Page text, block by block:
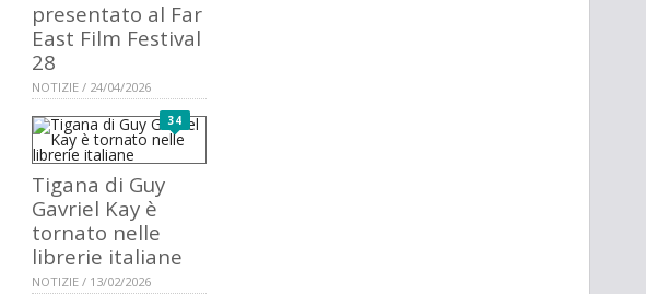
presentato al Far
East Film Festival
28
NOTIZIE / 24/04/2026
34
Tigana di Guy
Gavriel Kay è
tornato nelle
librerie italiane
NOTIZIE / 13/02/2026